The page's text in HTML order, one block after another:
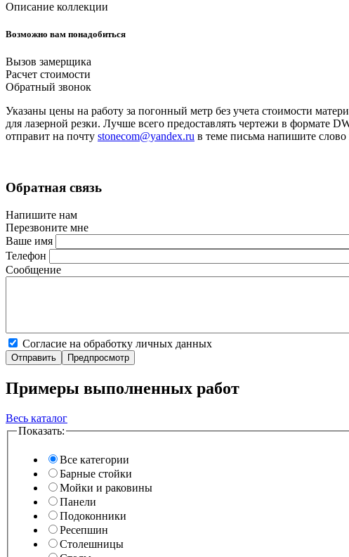
Описание коллекции
Возможно вам понадобиться
Вызов замерщика
Расчет стоимости
Обратный звонок
Указаны цены на работу за погонный метр без учета стоимости
для лазерной резки. Лучше всего предоставлять чертежи в
отправит на почту stonecom@yandex.ru в теме письма напишите
Обратная связь
Напишите нам
Перезвоните мне
Ваше имя
Телефон
Сообщение
Согласие на обработку личных данных
Примеры выполненных работ
Весь каталог
Показать:
Все категории
Барные стойки
Мойки и раковины
Панели
Подоконники
Ресепшин
Столешницы